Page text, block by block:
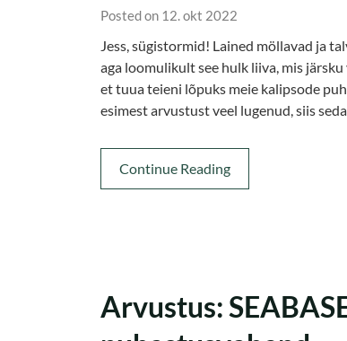
Posted on 12. okt 2022
Jess, sügistormid! Lained möllavad ja
aga loomulikult see hulk liiva, mis
et tuua teieni lõpuks meie kalipsode
esimest arvustust veel lugenud, siis
Continue Reading
Arvustus: